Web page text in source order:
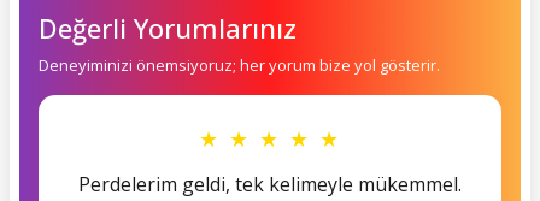
Değerli Yorumlarınız
Deneyiminizi önemsiyoruz; her yorum bize yol gösterir.
★ ★ ★ ★ ★
Perdelerim geldi, tek kelimeyle mükemmel.